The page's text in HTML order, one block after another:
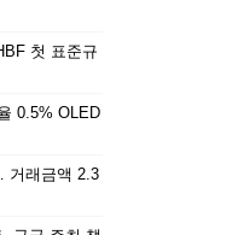
첫 표준규
0.5% OLED
거래금액 2.3